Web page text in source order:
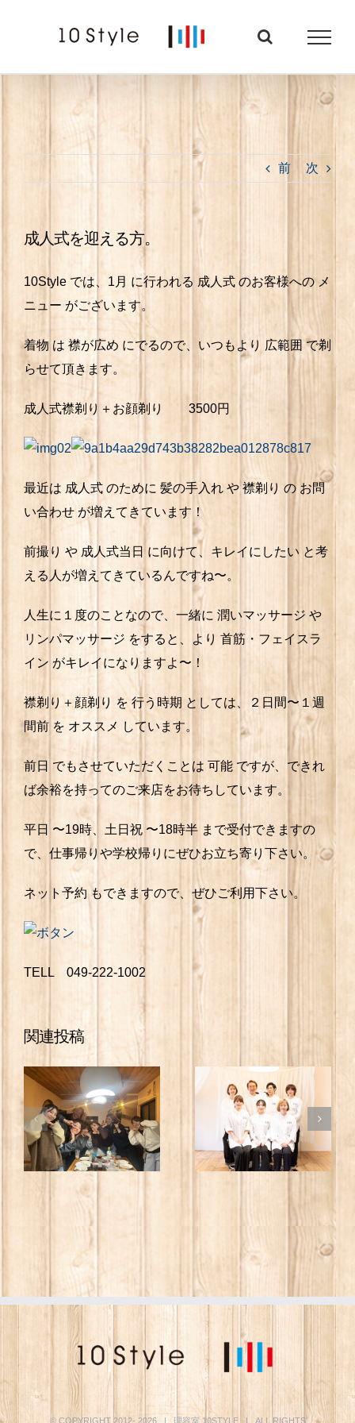
前 次
成人式を迎える方。
10Style では、1月 に行われる 成人式 のお客様への メ
ニュー がございます。
着物 は 襟が広め にでるので、いつもより 広範囲 で剃
らせて頂きます。
成人式襟剃り＋お顔剃り 3500円
最近は 成人式 のために 髪の手入れ や 襟剃り の お問
い合わせ が増えてきています！
前撮り や 成人式当日 に向けて、キレイにしたい と考
える人が増えてきているんですね〜。
人生に１度のことなので、一緒に 潤いマッサージ や
リンパマッサージ をすると、より 首筋・フェイスラ
イン がキレイになりますよ〜！
襟剃り＋顔剃り を 行う時期 としては、２日間〜１週
間前 を オススメ しています。
前日 でもさせていただくことは 可能 ですが、できれ
ば余裕を持ってのご来店をお待ちしています。
平日 〜19時、土日祝 〜18時半 まで受付できますの
で、仕事帰りや学校帰りにぜひお立ち寄り下さい。
ネット予約 もできますので、ぜひご利用下さい。
TELL 049-222-1002
関連投稿
© COPYRIGHT 2012- 2026 | 理容室10STYLE| ALL RIGHTS